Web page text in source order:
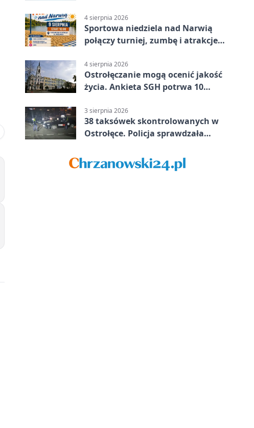
4 sierpnia 2026
Sportowa niedziela nad Narwią
połączy turniej, zumbę i atrakcje
4 sierpnia 2026
Ostrołęczanie mogą ocenić jakość
życia. Ankieta SGH potrwa 10
3 sierpnia 2026
38 taksówek skontrolowanych w
Ostrołęce. Policja sprawdzała